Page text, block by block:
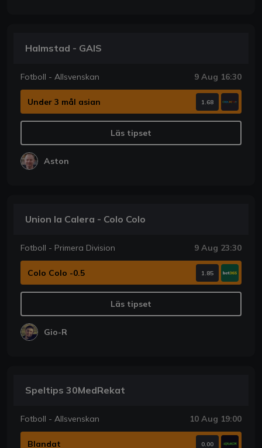
Halmstad - GAIS
Fotboll - Allsvenskan 9 Aug 16:30
Under 3 mål asian 1.68
Läs tipset
Aston
Union la Calera - Colo Colo
Fotboll - Primera Division 9 Aug 23:30
Colo Colo -0.5 1.85
Läs tipset
Gio-R
Speltips 30MedRekat
Fotboll - Allsvenskan 10 Aug 19:00
Blandat 0.00